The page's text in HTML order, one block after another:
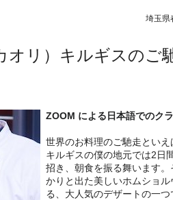
埼玉県
オリ）キルギスの
ZOOM による日本語でのク
世界のお料理のご馳走といえ
キルギスの僕の地元では2日
招き、朝食を振る舞います
かりと出た美しいホムショ
る、大人気のデザートの一